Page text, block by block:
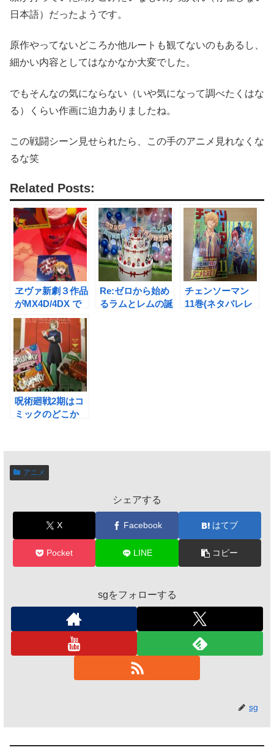
日本語）だったようです。
原作やってないどころか他ルートも観てないのもあるし、
細かい内容としてはなかなか大変でした。
でもそんなの気にならない（いや気になって調べたくはな
る）くらい作画に迫力ありましたね。
この戦闘シーン見せられたら、この手のアニメ見れなくな
るな笑
Related Posts:
ヱヴァ新劇３作品
がMX4D/4DX で
公開
Re:ゼロから始め
るラムとレムの誕
チェンソーマン
11巻(ネタバレレ
呪術廻戦2期はコ
ミックのどこか
アニメ
シェアする
X Facebook はてブ
Pocket LINE コピー
sgをフォローする
sg